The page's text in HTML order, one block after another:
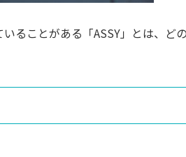
ることがある「ASSY」とは、どの